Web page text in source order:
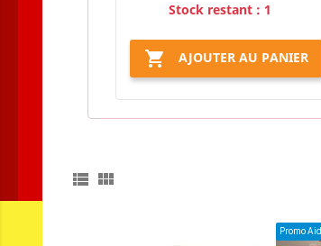
Stock restant : 1
 AJOUTER AU PANIER
 
Promo Aid